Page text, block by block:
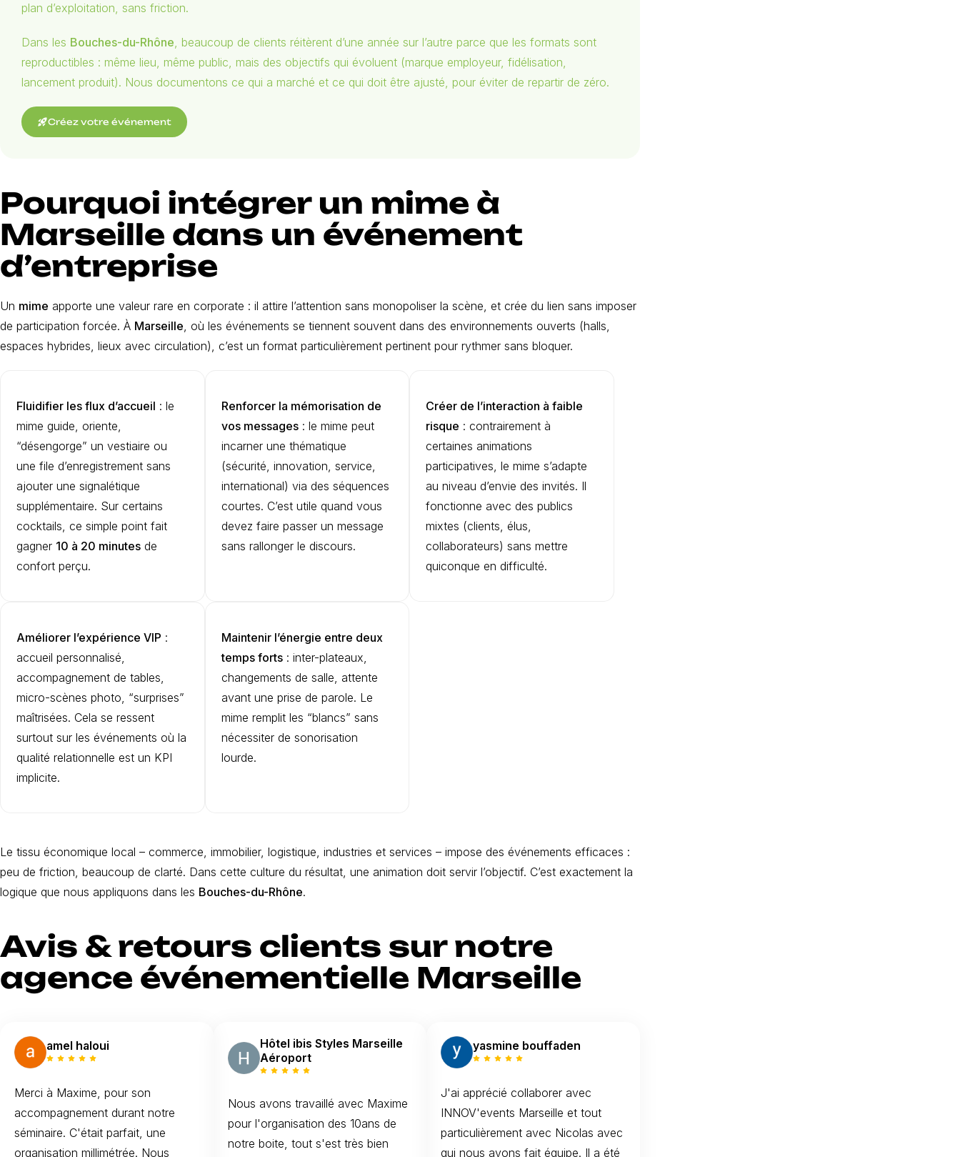
plan d’exploitation, sans friction.
Dans les Bouches-du-Rhône, beaucoup de clients réitèrent d’une année sur l’autre parce que les formats sont
reproductibles : même lieu, même public, mais des objectifs qui évoluent (marque employeur, fidélisation,
lancement produit). Nous documentons ce qui a marché et ce qui doit être ajusté, pour éviter de repartir de zéro.
rocket_launchCréez votre événement
Pourquoi intégrer un mime à
Marseille dans un événement
d’entreprise
Un mime apporte une valeur rare en corporate : il attire l’attention sans monopoliser la scène, et crée du lien sans imposer
de participation forcée. À Marseille, où les événements se tiennent souvent dans des environnements ouverts (halls,
espaces hybrides, lieux avec circulation), c’est un format particulièrement pertinent pour rythmer sans bloquer.
Fluidifier les flux d’accueil : le
mime guide, oriente,
“désengorge” un vestiaire ou
une file d’enregistrement sans
ajouter une signalétique
supplémentaire. Sur certains
cocktails, ce simple point fait
gagner 10 à 20 minutes de
confort perçu.
Renforcer la mémorisation de
vos messages: le mime peut
incarner une thématique
(sécurité, innovation, service,
international) via des séquences
courtes. C’est utile quand vous
devez faire passer un message
sans rallonger le discours.
Créer de l’interaction à faible
risque : contrairement à
certaines animations
participatives, le mime s’adapte
au niveau d’envie des invités. Il
fonctionne avec des publics
mixtes (clients, élus,
collaborateurs) sans mettre
quiconque en difficulté.
Améliorer l’expérience VIP :
accueil personnalisé,
accompagnement de tables,
micro-scènes photo, “surprises”
maîtrisées. Cela se ressent
surtout sur les événements où la
qualité relationnelle est un KPI
implicite.
Maintenir l’énergie entre deux
temps forts: inter-plateaux,
changements de salle, attente
avant une prise de parole. Le
mime remplit les “blancs” sans
nécessiter de sonorisation
lourde.
Le tissu économique local – commerce, immobilier, logistique, industries et services – impose des événements efficaces :
peu de friction, beaucoup de clarté. Dans cette culture du résultat, une animation doit servir l’objectif. C’est exactement la
logique que nous appliquons dans les Bouches-du-Rhône.
Avis & retours clients sur notre
agence événementielle Marseille
amel haloui
Merci à Maxime, pour son
accompagnement durant notre
séminaire. C'était parfait, une
organisation millimétrée. Nous
Hôtel ibis Styles Marseille
Aéroport
Nous avons travaillé avec Maxime
pour l'organisation des 10ans de
notre boite, tout s'est très bien
yasmine bouffaden
J'ai apprécié collaborer avec
INNOV'events Marseille et tout
particulièrement avec Nicolas avec
qui nous avons fait équipe. Il a été